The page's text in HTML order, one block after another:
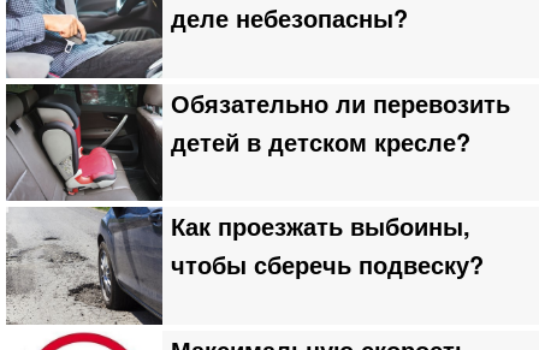
деле небезопасны?
Обязательно ли перевозить
детей в детском кресле?
Как проезжать выбоины,
чтобы сберечь подвеску?